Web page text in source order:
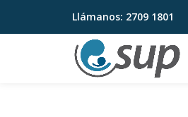
Saltar
Llámanos: 2709 1801